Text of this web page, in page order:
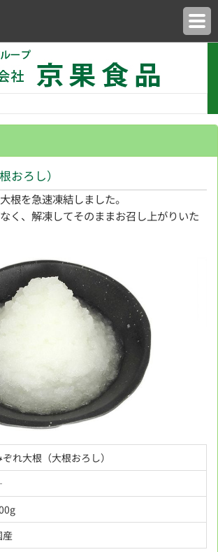
おろし）
根を急速凍結しました。
く、解凍してそのままお召し上がりいた
ぞれ大根（大根おろし）
産